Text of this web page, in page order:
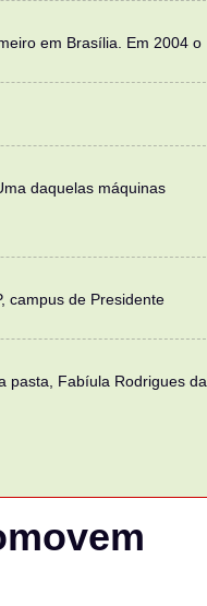
em Brasília. Em 2004 o
daquelas máquinas
campus de Presidente
pasta, Fabíula Rodrigues da